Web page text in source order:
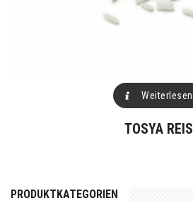
Weiterlesen
TOSYA REIS
PRODUKTKATEGORIEN